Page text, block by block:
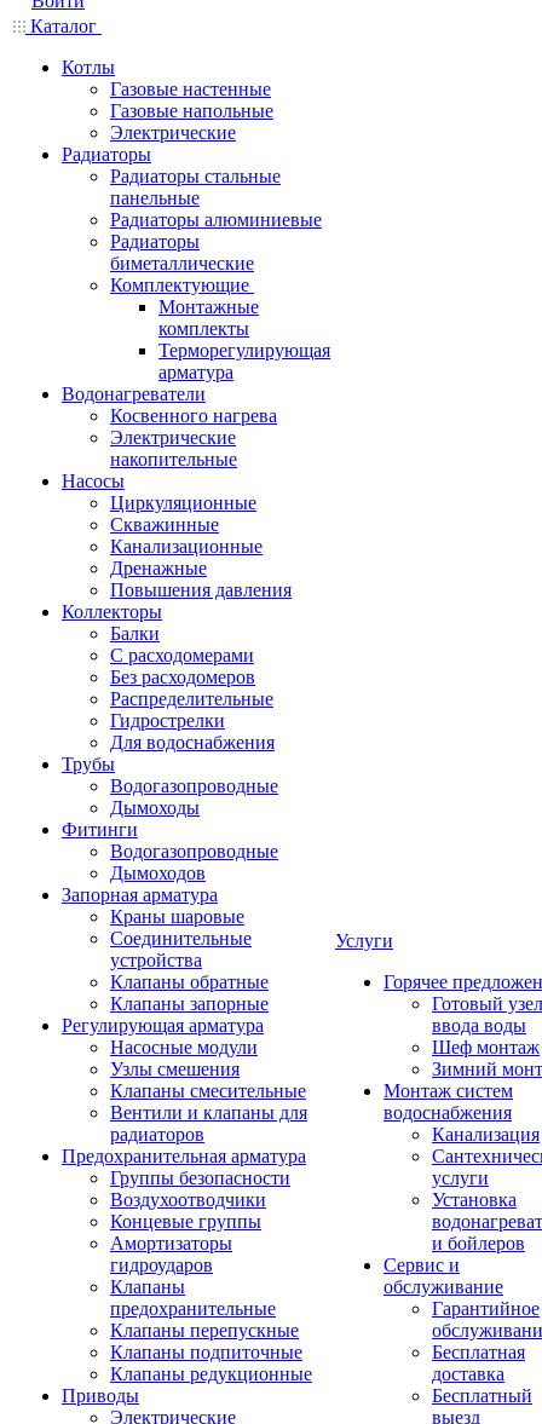
Каталог
Котлы
Газовые настенные
Газовые напольные
Электрические
Радиаторы
Радиаторы стальные
панельные
Радиаторы алюминиевые
Радиаторы
биметаллические
Комплектующие
Монтажные
комплекты
Терморегулирующая
арматура
Водонагреватели
Косвенного нагрева
Электрические
накопительные
Насосы
Циркуляционные
Скважинные
Канализационные
Дренажные
Повышения давления
Коллекторы
Балки
С расходомерами
Без расходомеров
Распределительные
Гидрострелки
Для водоснабжения
Трубы
Водогазопроводные
Дымоходы
Фитинги
Водогазопроводные
Дымоходов
Запорная арматура
Краны шаровые
Соединительные
устройства
Клапаны обратные
Клапаны запорные
Регулирующая арматура
Насосные модули
Узлы смешения
Клапаны смесительные
Вентили и клапаны для
радиаторов
Предохранительная арматура
Группы безопасности
Воздухоотводчики
Концевые группы
Амортизаторы
гидроударов
Клапаны
предохранительные
Клапаны перепускные
Клапаны подпиточные
Клапаны редукционные
Приводы
Электрические
Услуги
Горячее
Готовый узел
ввода воды
Шеф монтаж
Зимний
Монтаж систем
водоснабжения
Канализация
услуги
Установка
и бойлеров
Сервис и
обслуживание
Гарантийное
Бесплатная
доставка
Бесплатный
выезд